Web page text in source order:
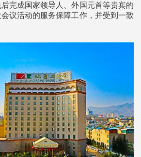
完成国家领导人、外国元首等贵宾的
议活动的服务保障工作，并受到一致